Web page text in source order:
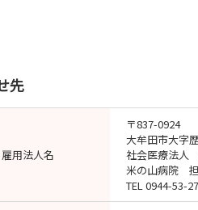
先
用法人名
〒837-0924
大牟田市大字
社会医療法人
米の山病院 担
TEL 0944-53-